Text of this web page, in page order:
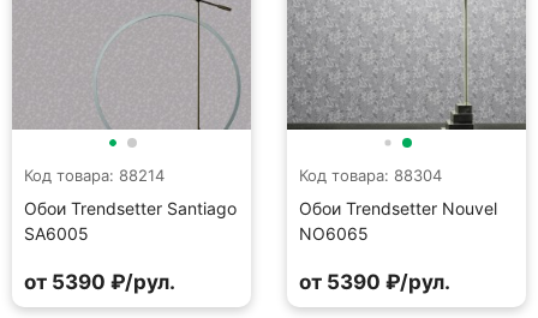
Код товара: 88214
Обои Trendsetter Santiago
SA6005
от 5390 ₽/рул.
Код товара: 88304
Обои Trendsetter Nouvel
NO6065
от 5390 ₽/рул.